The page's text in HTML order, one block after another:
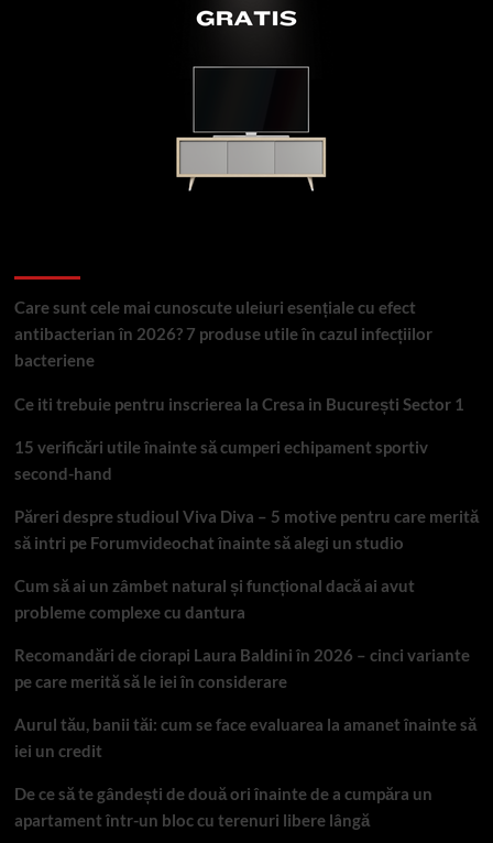
Care sunt cele mai cunoscute uleiuri esențiale cu efect
antibacterian în 2026? 7 produse utile în cazul infecțiilor
bacteriene
Ce iti trebuie pentru inscrierea la Cresa in București Sector 1
15 verificări utile înainte să cumperi echipament sportiv
second-hand
Păreri despre studioul Viva Diva – 5 motive pentru care merită
să intri pe Forumvideochat înainte să alegi un studio
Cum să ai un zâmbet natural și funcțional dacă ai avut
probleme complexe cu dantura
Recomandări de ciorapi Laura Baldini în 2026 – cinci variante
pe care merită să le iei în considerare
Aurul tău, banii tăi: cum se face evaluarea la amanet înainte să
iei un credit
De ce să te gândești de două ori înainte de a cumpăra un
apartament într-un bloc cu terenuri libere lângă